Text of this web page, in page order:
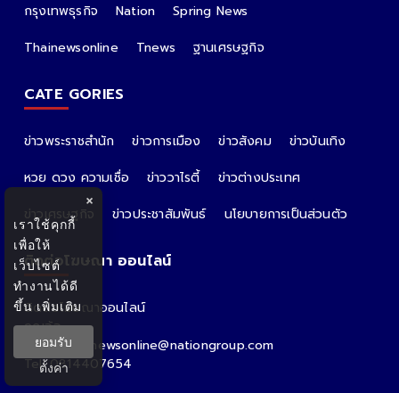
กรุงเทพธุรกิจ
Nation
Spring News
Thainewsonline
Tnews ฐานเศรษฐกิจ
CATE GORIES
ข่าวพระราชสำนัก ข่าวการเมือง ข่าวสังคม
ข่าวบันเทิง
หวย ดวง ความเชื่อ
ข่าววาไรตี้
ข่าวต่างประเทศ
ข่าวเศรษฐกิจ
ข่าวประชาสัมพันธ์ นโยบายการเป็นส่วนตัว
ติดต่อโฆษณา ออนไลน์
ติดต่อโฆษณาออนไลน์
คุณอ้อ
Email : thainewsonline@nationgroup.com
Tel: 0814407654
×
เราใช้คุกกี้
เพื่อให้
เว็บไซต์
ทำงานได้ดี
ขึ้นเพิ่มเติม
ยอมรับ
ตั้งค่า